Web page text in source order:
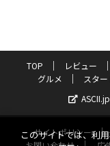
TOP レビュー
グルメ
スタ
ASCII.jp
サイトポリシー
このサイトでは、利